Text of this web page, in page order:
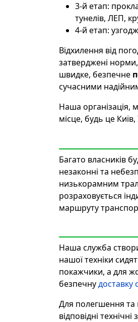
3-й етап:
тунелів, ЛЕП,
4-й етап:
Відхилення від
затверджені
швидке, безпечне
сучасними
Наша організація,
місце, будь це
Багато власників
незаконні та
низькорамним
розраховується
маршруту
Наша служба
нашої техніки
покажчики, а для
безпечнудоставку
Для полегшення та
відповідні